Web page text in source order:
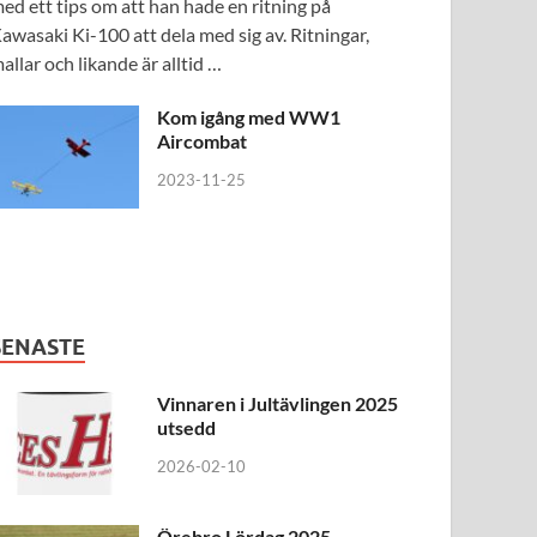
ett tips om att han hade en ritning på
Ki-100 att dela med sig av. Ritningar,
och likande är alltid …
Kom igång med WW1
Aircombat
2023-11-25
Vinnaren i Jultävlingen 2025
utsedd
2026-02-10